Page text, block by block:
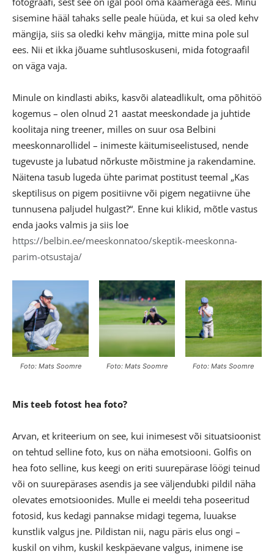
sisemine hääl tahaks selle peale hüüda, et kui sa oled kehv
mängija, siis sa oledki kehv mängija, mitte mina pole sul
ees. Nii et ikka jõuame suhtlusoskuseni, mida fotograafil
on väga vaja.
Minule on kindlasti abiks, kasvõi alateadlikult, oma põhitöö
kogemus – olen olnud 21 aastat meeskondade ja juhtide
koolitaja ning treener, milles on suur osa Belbini
meeskonnarollidel – inimeste käitumiseelistused, nende
tugevuste ja lubatud nõrkuste mõistmine ja rakendamine.
Näitena tasub lugeda ühte parimat postitust teemal „Kas
skeptilisus on pigem positiivne või pigem negatiivne ühe
tunnusena paljudel hulgast?“. Enne kui klikid, mõtle vastus
enda jaoks valmis ja siis loe
https://belbin.ee/meeskonnatoo/skeptik-meeskonna-
parim-otsustaja/
Foto: Mats Soomre Foto: Mats Soomre Foto: Mats Soomre
Mis teeb fotost hea foto?
Arvan, et kriteerium on see, kui inimesest või situatsioonist
on tehtud selline foto, kus on näha emotsiooni. Golfis on
hea foto selline, kus keegi on eriti suurepärase löögi teinud
või on suurepärases asendis ja see väljendubki pildil näha
olevates emotsioonides. Mulle ei meeldi teha poseeritud
fotosid, kus kedagi pannakse midagi tegema, luuakse
kunstlik valgus jne. Pildistan nii, nagu päris elus ongi –
kuskil on vihm, kuskil keskpäevane valgus, inimene ise